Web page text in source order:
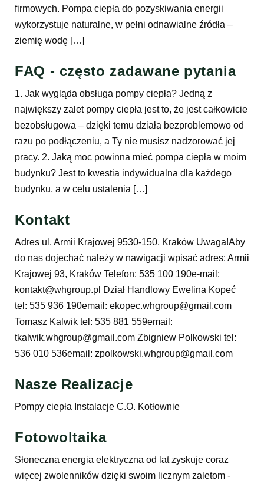
firmowych. Pompa ciepła do pozyskiwania energii
wykorzystuje naturalne, w pełni odnawialne źródła –
ziemię wodę […]
FAQ - często zadawane pytania
1. Jak wygląda obsługa pompy ciepła? Jedną z
największy zalet pompy ciepła jest to, że jest całkowicie
bezobsługowa – dzięki temu działa bezproblemowo od
razu po podłączeniu, a Ty nie musisz nadzorować jej
pracy. 2. Jaką moc powinna mieć pompa ciepła w moim
budynku? Jest to kwestia indywidualna dla każdego
budynku, a w celu ustalenia […]
Kontakt
Adres ul. Armii Krajowej 9530-150, Kraków Uwaga!Aby
do nas dojechać należy w nawigacji wpisać adres: Armii
Krajowej 93, Kraków Telefon: 535 100 190e-mail:
kontakt@whgroup.pl Dział Handlowy Ewelina Kopeć
tel: 535 936 190email: ekopec.whgroup@gmail.com
Tomasz Kalwik tel: 535 881 559email:
tkalwik.whgroup@gmail.com Zbigniew Polkowski tel:
536 010 536email: zpolkowski.whgroup@gmail.com
Nasze Realizacje
Pompy ciepła Instalacje C.O. Kotłownie
Fotowoltaika
Słoneczna energia elektryczna od lat zyskuje coraz
więcej zwolenników dzięki swoim licznym zaletom -